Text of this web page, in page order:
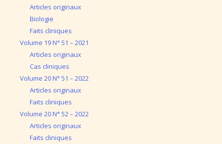
Articles originaux
Biologie
Faits cliniques
Volume 19 N° 51 – 2021
Articles originaux
Cas cliniques
Volume 20 N° 51 – 2022
Articles originaux
Faits cliniques
Volume 20 N° 52 – 2022
Articles originaux
Faits cliniques